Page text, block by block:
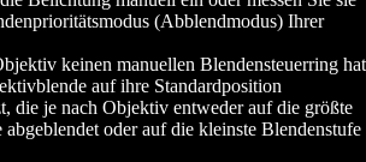
(Abblendmodus) Ihrer
keinen manuellen Blendensteuerring
auf ihre Standardposition
die je nach Objektiv entweder auf die größte
abgeblendet oder auf die kleinste Blendenstufe